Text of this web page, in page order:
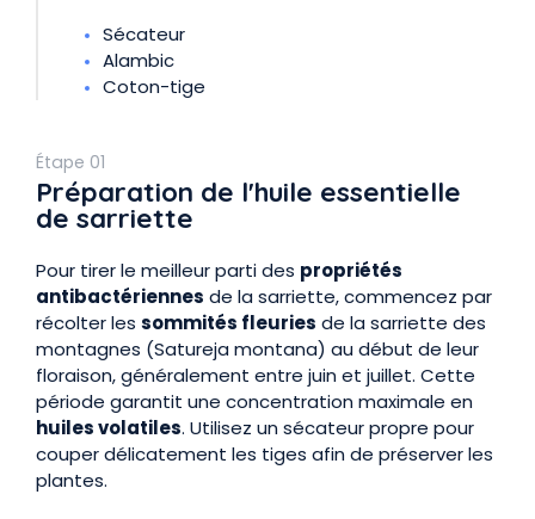
Sécateur
Alambic
Coton-tige
Étape 01
Préparation de l'huile essentielle
de sarriette
Pour tirer le meilleur parti des propriétés
antibactériennes de la sarriette, commencez par
récolter les sommités fleuries de la sarriette des
montagnes (Satureja montana) au début de leur
floraison, généralement entre juin et juillet. Cette
période garantit une concentration maximale en
huiles volatiles. Utilisez un sécateur propre pour
couper délicatement les tiges afin de préserver les
plantes.